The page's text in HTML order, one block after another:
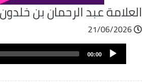
عبد الرحمان بن خلدون
21/06/2026
Audio
Player
00:00